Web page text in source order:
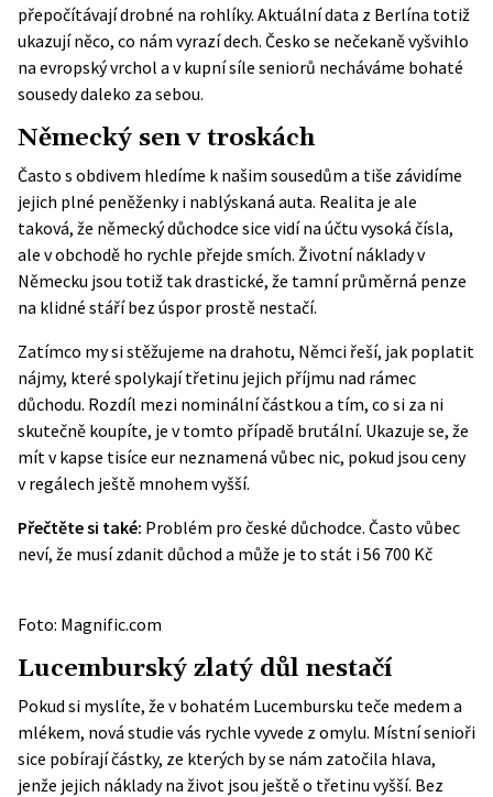
přepočítávají drobné na rohlíky. Aktuální data z Berlína totiž
ukazují něco, co nám vyrazí dech. Česko se nečekaně vyšvihlo
na evropský vrchol a v kupní síle seniorů necháváme bohaté
sousedy daleko za sebou.
Německý sen v troskách
Často s obdivem hledíme k našim sousedům a tiše závidíme
jejich plné peněženky i nablýskaná auta. Realita je ale
taková, že německý důchodce sice vidí na účtu vysoká čísla,
ale v obchodě ho rychle přejde smích. Životní náklady v
Německu jsou totiž tak drastické, že tamní průměrná penze
na klidné stáří bez úspor prostě nestačí.
Zatímco my si stěžujeme na drahotu, Němci řeší, jak poplatit
nájmy, které spolykají třetinu jejich příjmu nad rámec
důchodu. Rozdíl mezi nominální částkou a tím, co si za ni
skutečně koupíte, je v tomto případě brutální. Ukazuje se, že
mít v kapse tisíce eur neznamená vůbec nic, pokud jsou ceny
v regálech ještě mnohem vyšší.
Přečtěte si také: Problém pro české důchodce. Často vůbec
neví, že musí zdanit důchod a může je to stát i 56 700 Kč
Foto: Magnific.com
Lucemburský zlatý důl nestačí
Pokud si myslíte, že v bohatém Lucembursku teče medem a
mlékem, nová studie vás rychle vyvede z omylu. Místní senioři
sice pobírají částky, ze kterých by se nám zatočila hlava,
jenže jejich náklady na život jsou ještě o třetinu vyšší. Bez